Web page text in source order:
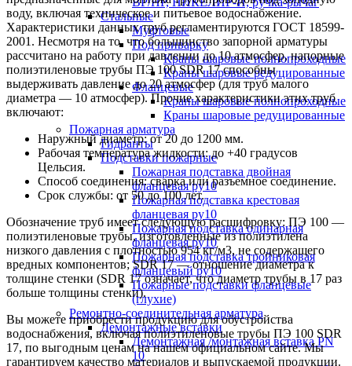
Стальные
Муфтовые
Под приварку
Краны шаровые полнопроходные
Краны шаровые редуцированные
Фланцевые
Краны шаровые полнопроходные
Краны шаровые редуцированные
Пожарная арматура
Гидранты
Подставки пожарные
Пожарная подставка двойная
фланцевая ру10
Пожарная подставка крестовая
фланцевая ру10
Пожарная подставка одинарная
фланцевая ру10
Пожарная подставка тройниковая
фланцевый ру10
Пожарные подставки фланцевые
(глухие)
Ремонтно-соединительная арматура
Демонтажные вставки
Демонтажная /монтажная вставка PN
10
воду, включая техническое и питьевое водоснабжение.
Характеристики данных труб регламентируются ГОСТ 18599-
2001. Несмотря на то, что большинство запорной арматуры
рассчитано на работу при давлении до 10 атмосфер, напорные
полиэтиленовые трубы ПЭ 100 SDR 17 способны
выдерживать давление до 20 атмосфер (для труб малого
диаметра — 10 атмосфер). Прочие характеристики этих труб
включают:
Наружный диаметр: от 20 до 1200 мм.
Рабочая температура жидкости: до +40 градусов
Цельсия.
Способ соединения: сварка или разъемное соединение.
Срок службы: от 50 до 100 лет.
Обозначение труб имеет следующую расшифровку: ПЭ 100 —
полиэтиленовые трубы, изготовленные из полиэтилена
низкого давления с плотностью 954 кг/м3, не содержащего
вредных компонентов; SDR 17 — отношение диаметра к
толщине стенки (SDR 17 означает, что диаметр трубы в 17 раз
больше толщины стенки).
Вы можете приобрести продукцию для обустройства
водоснабжения, включая полиэтиленовые трубы ПЭ 100 SDR
17, по выгодным ценам на нашем официальном сайте. Мы
гарантируем качество материалов и выпускаемой продукции.